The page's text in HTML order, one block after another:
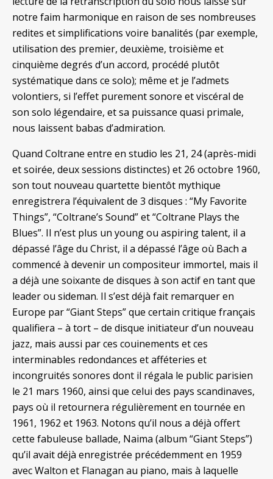
notre faim harmonique en raison de ses nombreuses
redites et simplifications voire banalités (par exemple,
utilisation des premier, deuxième, troisième et
cinquième degrés d’un accord, procédé plutôt
systématique dans ce solo); même et je l’admets
volontiers, si l’effet purement sonore et viscéral de
son solo légendaire, et sa puissance quasi primale,
nous laissent babas d’admiration.
Quand Coltrane entre en studio les 21, 24 (après-midi
et soirée, deux sessions distinctes) et 26 octobre 1960,
son tout nouveau quartette bientôt mythique
enregistrera l’équivalent de 3 disques : “My Favorite
Things”, “Coltrane’s Sound” et “Coltrane Plays the
Blues”. Il n’est plus un young ou aspiring talent, il a
dépassé l’âge du Christ, il a dépassé l’âge où Bach a
commencé à devenir un compositeur immortel, mais il
a déjà une soixante de disques à son actif en tant que
leader ou sideman. Il s’est déjà fait remarquer en
Europe par “Giant Steps” que certain critique français
qualifiera – à tort – de disque initiateur d’un nouveau
jazz, mais aussi par ces couinements et ces
interminables redondances et afféteries et
incongruités sonores dont il régala le public parisien
le 21 mars 1960, ainsi que celui des pays scandinaves,
pays où il retournera régulièrement en tournée en
1961, 1962 et 1963. Notons qu’il nous a déjà offert
cette fabuleuse ballade, Naima (album “Giant Steps”)
qu’il avait déjà enregistrée précédemment en 1959
avec Walton et Flanagan au piano, mais à laquelle